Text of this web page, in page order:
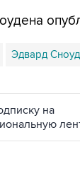
Эдвард
на